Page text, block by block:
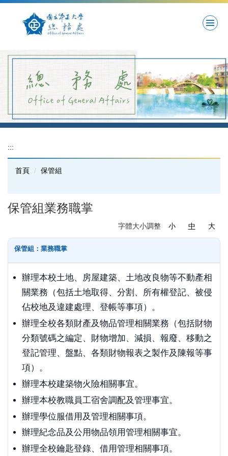
:::
首頁 保管組
保管組業務職掌
字體大小調整 小 中 大
保管組：業務職掌
辦理本校土地、房屋建築、土地改良物等不動產相
關業務（包括土地取得、分割、所有權登記、被侵
佔校地及違建處理、登帳等事項）。
辦理全校各類財產及物品管理相關業務（包括財物
分類號碼之編定、財物增加、減損、報廢、移動之
登記管理、盤點、各類財物報表之製作及陳報等事
項）。
辦理本校建築物火險相關事宜。
辦理本校教職員工宿舍調配及管理事宜。
辦理學位服借用及管理相關事項。
辦理紀念品及公用物品領用管理相關事宜。
辦理全校鑰匙登錄、借用管理相關事項。